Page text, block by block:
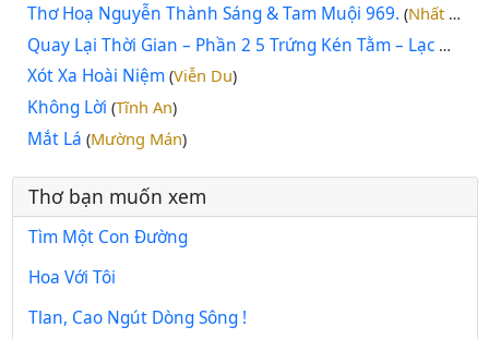
Thơ Hoạ Nguyễn Thành Sáng & Tam Muội 969. (Nhất Lang (Nguyễn Thành Sáng)
Quay Lại Thời Gian – Phần 2 5 Trứng Kén Tằm – Lạc Mất Châu Âu
Xót Xa Hoài Niệm(Viễn Du)
Không Lời (Tĩnh An)
Mắt Lá (Mường Mán)
Thơ bạn muốn xem
Tìm Một Con Đường
Hoa Với Tôi
Tlan, Cao Ngút Dòng Sông !